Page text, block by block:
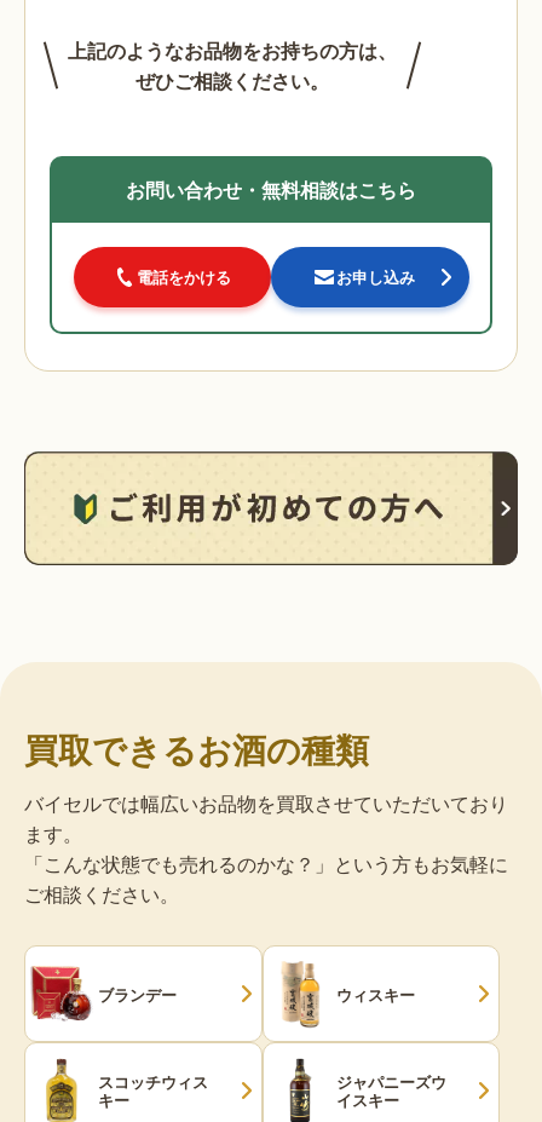
上記のようなお品物をお持ちの方は、
ぜひご相談ください。
お問い合わせ・無料相談はこちら
電話をかける お申し込み
買取できるお酒の種類
バイセルでは幅広いお品物を買取させていただいており
ます。
「こんな状態でも売れるのかな？」という方もお気軽に
ご相談ください。
ブランデー ウィスキー
スコッチウィス
キー
ジャパニーズウ
イスキー